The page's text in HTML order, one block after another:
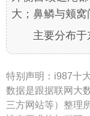
大；鼻鳞与颊窝
主要分布于
特别声明： i987十
数据是跟据联网大
三方网站等）整理